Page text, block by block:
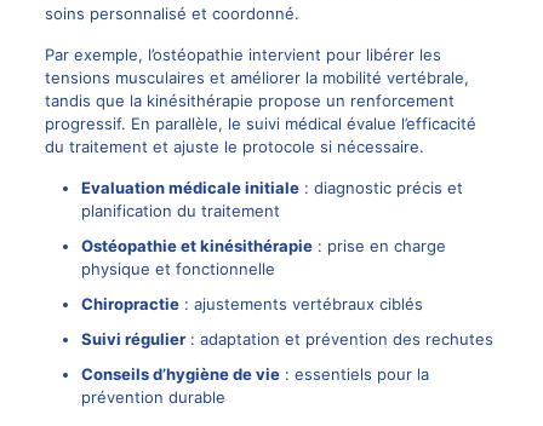
soins personnalisé et coordonné.
Par exemple, l’ostéopathie intervient pour libérer les
tensions musculaires et améliorer la mobilité vertébrale,
tandis que la kinésithérapie propose un renforcement
progressif. En parallèle, le suivi médical évalue l’efficacité
du traitement et ajuste le protocole si nécessaire.
Evaluation médicale initiale: diagnostic précis et
planification du traitement
Ostéopathie et kinésithérapie: prise en charge
physique et fonctionnelle
Chiropractie: ajustements vertébraux ciblés
Suivi régulier: adaptation et prévention des rechutes
Conseils d’hygiène de vie: essentiels pour la
prévention durable